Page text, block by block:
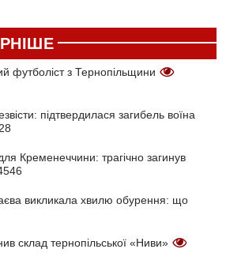
футболіст з Тернопільщини
підтвердилася загибель воїна
Кременеччини: трагічно загинув
викликала хвилю обурення: що
склад тернопільської «Ниви»